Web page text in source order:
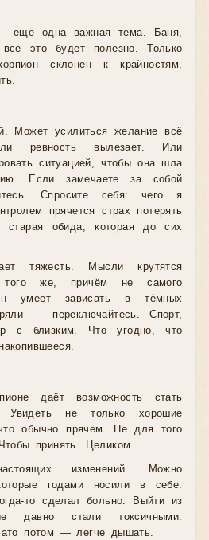
ещё одна важная тема. Баня,
это будет полезно. Только
склонен к крайностям,
Может усилиться желание всё
ревность вылезает. Или
ситуацией, чтобы она шла
Если замечаете за собой
Спросите себя: чего я
прячется страх потерять
старая обида, которая до сих
тяжесть. Мысли крутятся
того же, причём не самого
умеет зависать в тёмных
— переключайтесь. Спорт,
с близким. Что угодно, что
даёт возможность стать
не только хорошие
обычно прячем. Не для того
принять. Целиком.
изменений. Можно
годами носили в себе.
то сделал больно. Выйти из
давно стали токсичными.
потом — легче дышать.